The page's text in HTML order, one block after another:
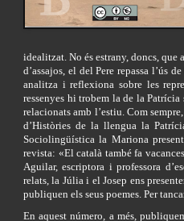
idealitzat. No és estrany, doncs,
d’assajos, el del Pere repassa l’ús
analitza i reflexiona sobre les
ressenyes hi trobem la de la
relacionats amb l’estiu. Com
d’Històries de la llengua la
Sociolingüística la Mariona
revista: «El català també fa
Aguilar, escriptora i professora
relats, la Júlia i el Josep ens
publiquen els seus poemes. Per
En aquest número, a més,